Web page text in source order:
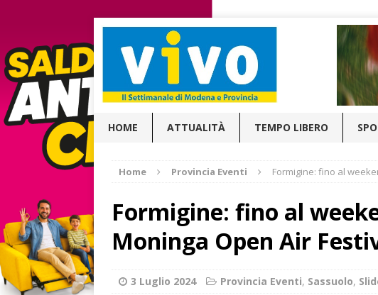
HOME ATTUALITÀ TEMPO LIBERO
Home Provincia Eventi Formigine: fino al
Formigine: fino al
Moninga Open Air
3 Luglio 2024 Provincia Eventi, Sassuolo,